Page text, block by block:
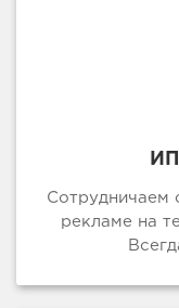
Сотрудничаем
рекламе на